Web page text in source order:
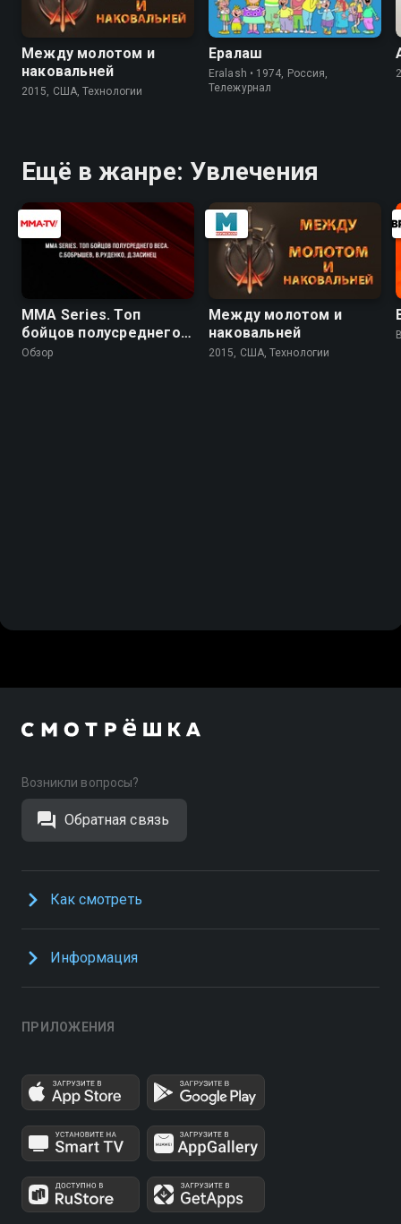
Между молотом и
наковальней
2015, США, Технологии
Ералаш
Eralash • 1974, Россия,
Тележурнал
Ещё в жанре: Увлечения
MMA Series. Топ
бойцов полусреднего
веса. С.Бобрышев,
Обзор
Между молотом и
наковальней
2015, США, Технологии
Возникли вопросы?
Обратная связь
Как смотреть
Информация
ПРИЛОЖЕНИЯ